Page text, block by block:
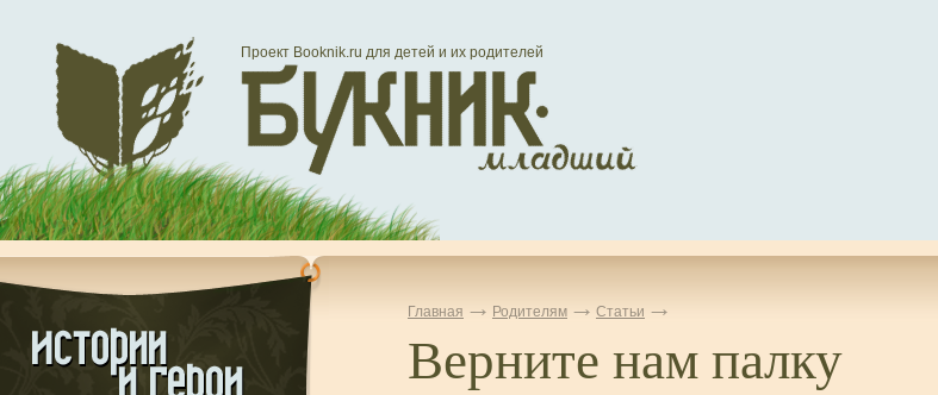
Проект Booknik.ru для детей и их родителей
Главная Родителям Статьи
Верните нам палку